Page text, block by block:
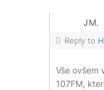
JM.
Reply to
Vše ovšem
107FM,